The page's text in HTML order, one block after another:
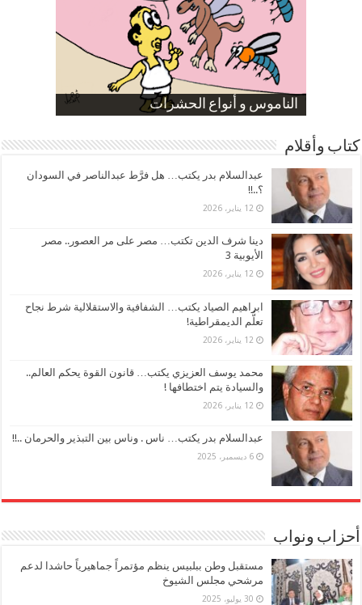
الناموس و أنواع الحشرات
الموظفين بعد ارتفاع الأسعار
ارتفاع نسبة الطلاق في مصر
صورة كاركاتيرية
صورة كاركاتيرية
كتاب وأقلام
عبدالسلام بدر يكتب… هل فرَّط عبدالناصر في السودان
؟..!!
12 يناير، 2026
دينا شرف الدين تكتب… مصر على مر العصور.. مصر
الأيوبية 3
12 يناير، 2026
ابراهيم الصياد يكتب… الشفافية والاستقلالية شرط نجاح
تعلُّم الديمقراطية!
12 يناير، 2026
محمد يوسف العزيزي يكتب… قانون القوة يحكم العالم..
والسيادة يتم اختطافها !
12 يناير، 2026
عبدالسلام بدر يكتب… ناس . وناس بين التبذير والحرمان ..!!
6 ديسمبر، 2025
أحزاب ونواب
مستقبل وطن ببلبيس ينظم مؤتمراً جماهيرياً حاشدا لدعم
مرشحي مجلس الشيوخ
30 يوليو، 2025